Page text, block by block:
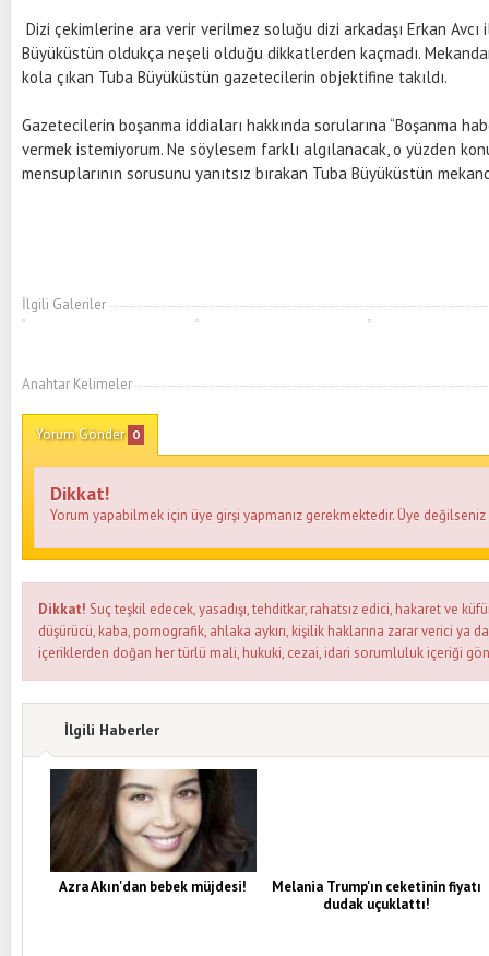
Dizi çekimlerine ara verir verilmez soluğu dizi arkadaşı Erkan Avcı
Büyüküstün oldukça neşeli olduğu dikkatlerden kaçmadı.
kola çıkan Tuba Büyüküstün gazetecilerin objektifine takıldı.
Gazetecilerin boşanma iddiaları hakkında sorularına “Boşanma
vermek istemiyorum. Ne söylesem farklı algılanacak, o yüzden
mensuplarının sorusunu yanıtsız bırakan Tuba Büyüküstün
İlgili Galeriler
Anahtar Kelimeler
Yorum Gönder 0
Dikkat!
Yorum yapabilmek için üye girşi yapmanız gerekmektedir. Üye
Dikkat! Suç teşkil edecek, yasadışı, tehditkar, rahatsız edici, hakaret ve
düşürücü, kaba, pornografik, ahlaka aykırı, kişilik haklarına zarar verici ya
içeriklerden doğan her türlü mali, hukuki, cezai, idari sorumluluk içeriği
İlgili Haberler
Azra Akın'dan bebek müjdesi!
Melania Trump'ın ceketinin fiyatı
dudak uçuklattı!